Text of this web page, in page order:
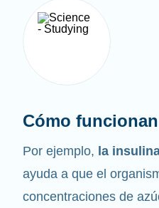
Cómo
Por ejemplo, la
ayuda a que el
concentraciones de